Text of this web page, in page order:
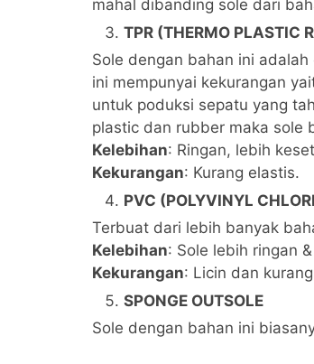
mahal dibanding sole dari
TPR (THERMO PLASTIC
Sole dengan bahan ini
ini mempunyai kekurangan
untuk poduksi sepatu yang
plastic dan rubber maka sole
Kelebihan: Ringan, lebih
Kekurangan: Kurang elastis.
PVC (POLYVINYL
Terbuat dari lebih banyak
Kelebihan: Sole lebih ringan
Kekurangan: Licin dan
SPONGE OUTSOLE
Sole dengan bahan ini